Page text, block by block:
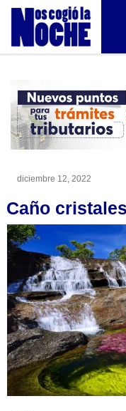
diciembre 12, 2022
Caño